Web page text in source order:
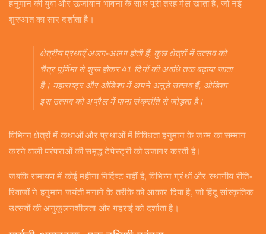
हनुमान की युवा और ऊर्जावान भावना के साथ पूरी तरह मेल खाता है, जो नई
शुरुआत का सार दर्शाता है।
क्षेत्रीय प्रथाएँ अलग-अलग होती हैं, कुछ क्षेत्रों में उत्सव को
चैत्र पूर्णिमा से शुरू होकर 41 दिनों की अवधि तक बढ़ाया जाता
है। महाराष्ट्र और ओडिशा में अपने अनूठे उत्सव हैं, ओडिशा
इस उत्सव को अप्रैल में पाना संक्रांति से जोड़ता है।
विभिन्न क्षेत्रों में कथाओं और प्रथाओं में विविधता हनुमान के जन्म का सम्मान
करने वाली परंपराओं की समृद्ध टेपेस्ट्री को उजागर करती है।
जबकि रामायण में कोई महीना निर्दिष्ट नहीं है, विभिन्न ग्रंथों और स्थानीय रीति-
रिवाजों ने हनुमान जयंती मनाने के तरीके को आकार दिया है, जो हिंदू सांस्कृतिक
उत्सवों की अनुकूलनशीलता और गहराई को दर्शाता है।